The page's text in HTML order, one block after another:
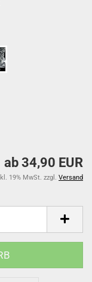
ab 34,90 EUR
19% MwSt. zzgl. Versand